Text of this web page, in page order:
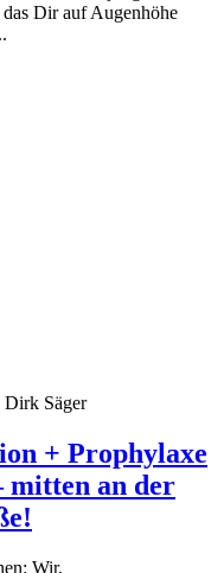
Dir auf Augenhöhe
Dirk Säger
+ Prophylaxe
mitten an der
Wir,